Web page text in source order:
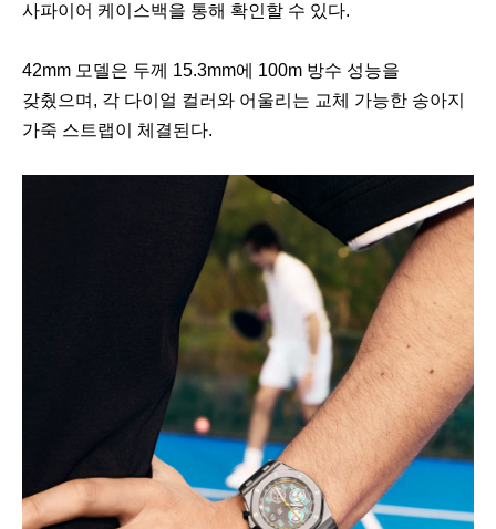
사파이어 케이스백을 통해 확인할 수 있다.
42mm 모델은 두께 15.3mm에 100m 방수 성능을
갖췄으며, 각 다이얼 컬러와 어울리는 교체 가능한 송아지
가죽 스트랩이 체결된다.